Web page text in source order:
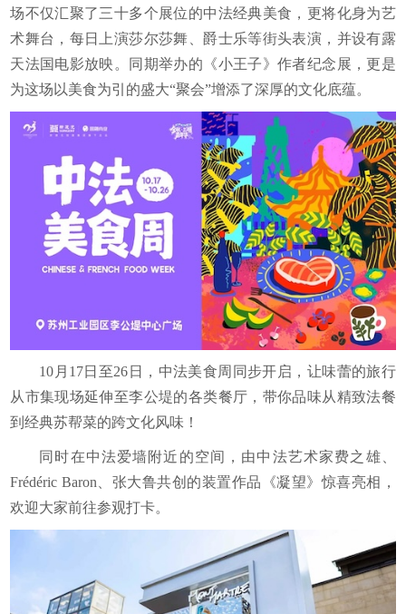
场不仅汇聚了三十多个展位的中法经典美食，更将化身为艺
术舞台，每日上演莎尔莎舞、爵士乐等街头表演，并设有露
天法国电影放映。同期举办的《小王子》作者纪念展，更是
为这场以美食为引的盛大“聚会”增添了深厚的文化底蕴。
10月17日至26日，中法美食周同步开启，让味蕾的旅行
从市集现场延伸至李公堤的各类餐厅，带你品味从精致法餐
到经典苏帮菜的跨文化风味！
同时在中法爱墙附近的空间，由中法艺术家费之雄、
Frédéric Baron、张大鲁共创的装置作品《凝望》惊喜亮相，
欢迎大家前往参观打卡。